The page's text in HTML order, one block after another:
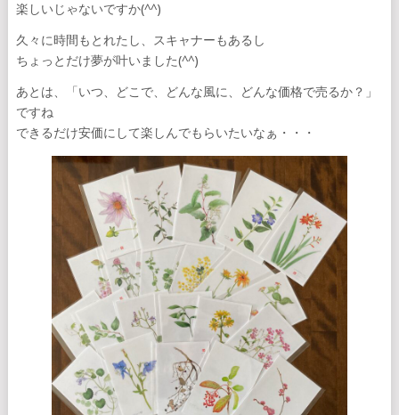
楽しいじゃないですか(^^)
久々に時間もとれたし、スキャナーもあるし
ちょっとだけ夢が叶いました(^^)
あとは、「いつ、どこで、どんな風に、どんな価格で売るか？」
ですね
できるだけ安価にして楽しんでもらいたいなぁ・・・